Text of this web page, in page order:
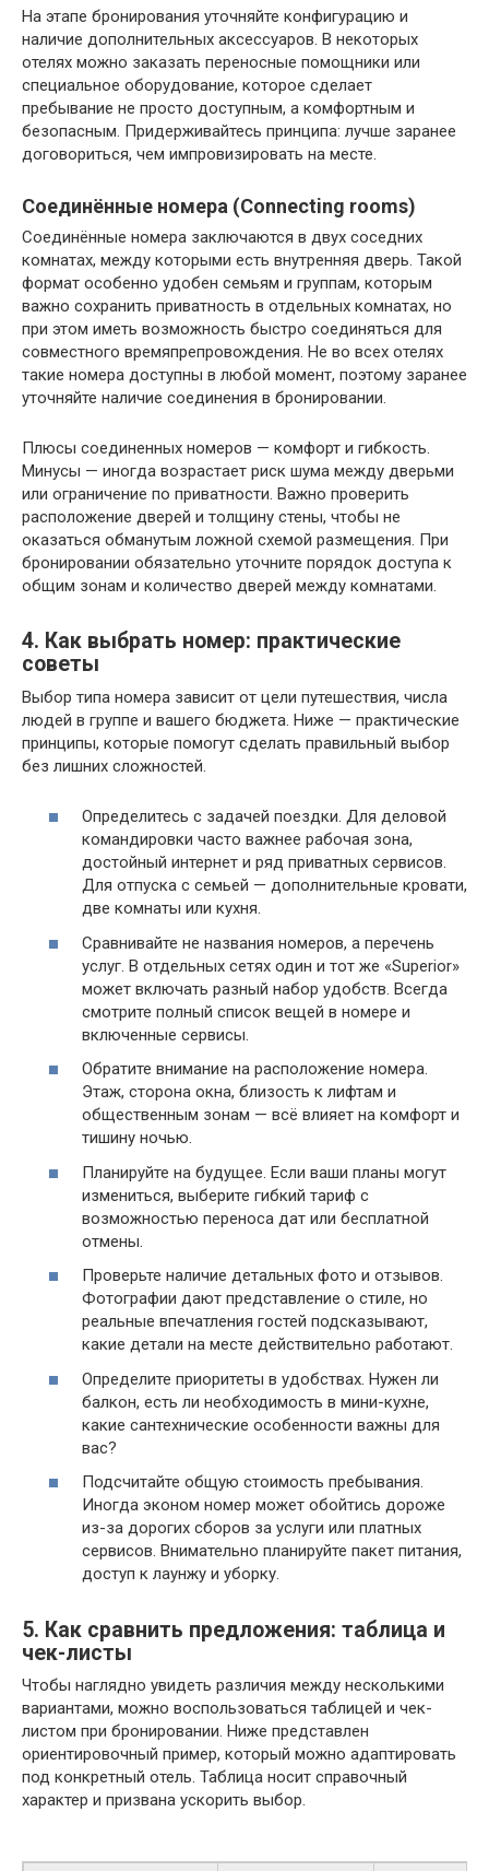
На этапе бронирования уточняйте конфигурацию и
наличие дополнительных аксессуаров. В некоторых
отелях можно заказать переносные помощники или
специальное оборудование, которое сделает
пребывание не просто доступным, а комфортным и
безопасным. Придерживайтесь принципа: лучше заранее
договориться, чем импровизировать на месте.
Соединённые номера (Connecting rooms)
Соединённые номера заключаются в двух соседних
комнатах, между которыми есть внутренняя дверь. Такой
формат особенно удобен семьям и группам, которым
важно сохранить приватность в отдельных комнатах, но
при этом иметь возможность быстро соединяться для
совместного времяпрепровождения. Не во всех отелях
такие номера доступны в любой момент, поэтому заранее
уточняйте наличие соединения в бронировании.
Плюсы соединенных номеров — комфорт и гибкость.
Минусы — иногда возрастает риск шума между дверьми
или ограничение по приватности. Важно проверить
расположение дверей и толщину стены, чтобы не
оказаться обманутым ложной схемой размещения. При
бронировании обязательно уточните порядок доступа к
общим зонам и количество дверей между комнатами.
4. Как выбрать номер: практические
советы
Выбор типа номера зависит от цели путешествия, числа
людей в группе и вашего бюджета. Ниже — практические
принципы, которые помогут сделать правильный выбор
без лишних сложностей.
Определитесь с задачей поездки. Для деловой
командировки часто важнее рабочая зона,
достойный интернет и ряд приватных сервисов.
Для отпуска с семьей — дополнительные кровати,
две комнаты или кухня.
Сравнивайте не названия номеров, а перечень
услуг. В отдельных сетях один и тот же «Superior»
может включать разный набор удобств. Всегда
смотрите полный список вещей в номере и
включенные сервисы.
Обратите внимание на расположение номера.
Этаж, сторона окна, близость к лифтам и
общественным зонам — всё влияет на комфорт и
тишину ночью.
Планируйте на будущее. Если ваши планы могут
измениться, выберите гибкий тариф с
возможностью переноса дат или бесплатной
отмены.
Проверьте наличие детальных фото и отзывов.
Фотографии дают представление о стиле, но
реальные впечатления гостей подсказывают,
какие детали на месте действительно работают.
Определите приоритеты в удобствах. Нужен ли
балкон, есть ли необходимость в мини-кухне,
какие сантехнические особенности важны для
вас?
Подсчитайте общую стоимость пребывания.
Иногда эконом номер может обойтись дороже
из-за дорогих сборов за услуги или платных
сервисов. Внимательно планируйте пакет питания,
доступ к лаунжу и уборку.
5. Как сравнить предложения: таблица и
чек-листы
Чтобы наглядно увидеть различия между несколькими
вариантами, можно воспользоваться таблицей и чек-
листом при бронировании. Ниже представлен
ориентировочный пример, который можно адаптировать
под конкретный отель. Таблица носит справочный
характер и призвана ускорить выбор.